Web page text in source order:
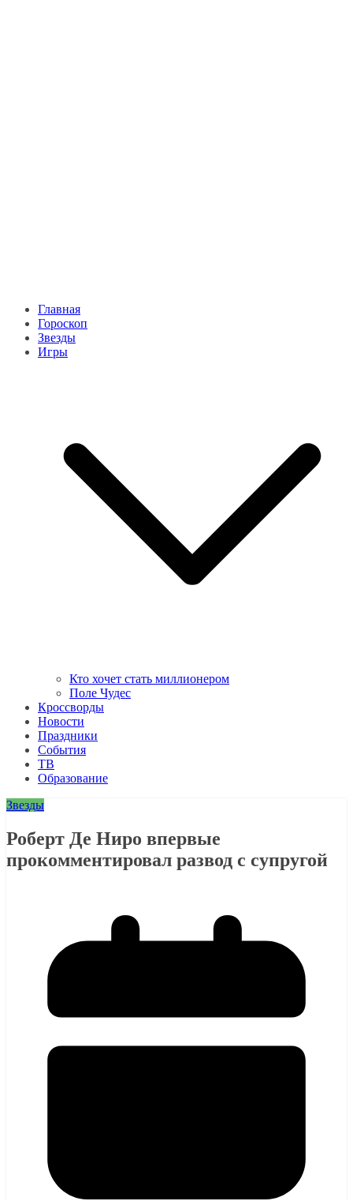
Главная
Гороскоп
Звезды
Игры
Кто хочет стать миллионером
Поле Чудес
Кроссворды
Новости
Праздники
События
ТВ
Образование
Звезды
Роберт Де Ниро впервые
прокомментировал развод с супругой